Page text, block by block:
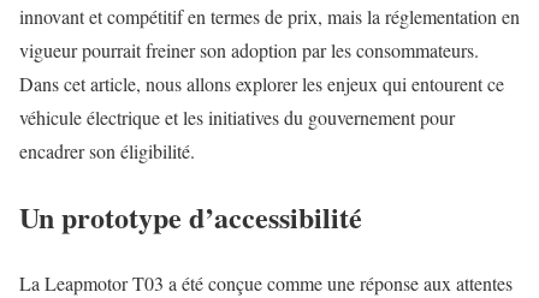
innovant et compétitif en termes de prix, mais la réglementation en
vigueur pourrait freiner son adoption par les consommateurs.
Dans cet article, nous allons explorer les enjeux qui entourent ce
véhicule électrique et les initiatives du gouvernement pour
encadrer son éligibilité.
Un prototype d’accessibilité
La Leapmotor T03 a été conçue comme une réponse aux attentes